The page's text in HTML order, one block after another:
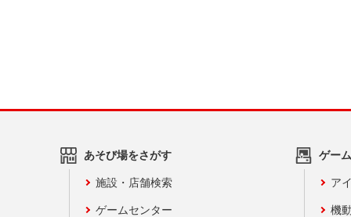
あそび場をさがす
施設・店舗検索
ゲームセンター
ゲー
ア
機